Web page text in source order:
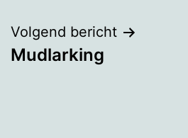
Volgend bericht
Mudlarking